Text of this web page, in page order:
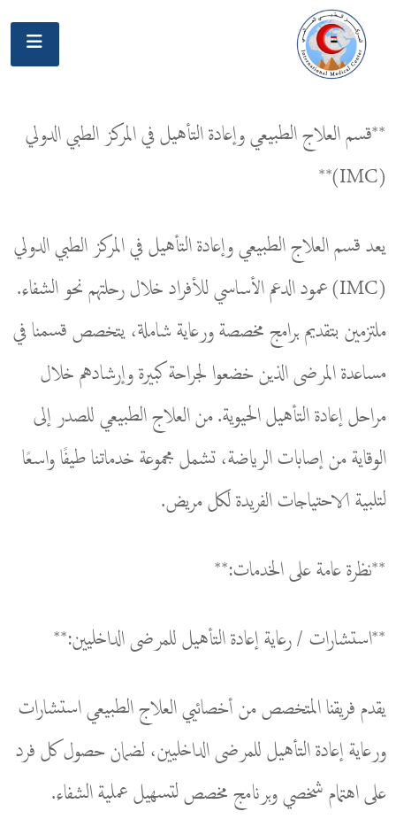
**قسم العلاج الطبيعي وإعادة التأهيل في المركز الطبي الدولي
(IMC)**
يعد قسم العلاج الطبيعي وإعادة التأهيل في المركز الطبي الدولي
(IMC) عمود الدعم الأساسي للأفراد خلال رحلتهم نحو الشفاء.
ملتزمين بتقديم برامج مخصصة ورعاية شاملة، يتخصص قسمنا في
مساعدة المرضى الذين خضعوا لجراحة كبيرة وإرشادهم خلال
مراحل إعادة التأهيل الحيوية. من العلاج الطبيعي للصدر إلى
الوقاية من إصابات الرياضة، تشمل مجموعة خدماتنا طيفًا واسعًا
لتلبية الاحتياجات الفريدة لكل مريض.
**نظرة عامة على الخدمات:**
**استشارات / رعاية إعادة التأهيل للمرضى الداخليين:**
يقدم فريقنا المتخصص من أخصائيي العلاج الطبيعي استشارات
ورعاية إعادة التأهيل للمرضى الداخليين، لضمان حصول كل فرد
على اهتمام شخصي وبرنامج مخصص لتسهيل عملية الشفاء.